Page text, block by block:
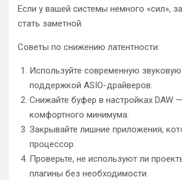
Если у вашей системы немного «сил»,
стать заметной.
Советы по снижению латентности:
Используйте современную звуковую
поддержкой ASIO-драйверов.
Снижайте буфер в настройках DAW
комфортного минимума.
Закрывайте лишние приложения,
процессор.
Проверьте, не используют ли
плагины без необходимости.